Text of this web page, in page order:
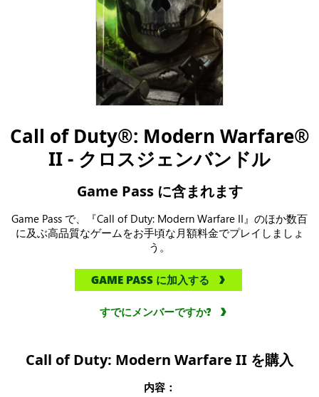
Call of Duty®: Modern Warfare®
II - クロスジェンバンドル
Game Pass に含まれます
Game Pass で、『Call of Duty: Modern Warfare II』のほか数百
に及ぶ高品質なゲームをお手頃な月額料金でプレイしましょ
う。
GAME PASS に加入する
すでにメンバーですか?
Call of Duty: Modern Warfare II を購入
内容：